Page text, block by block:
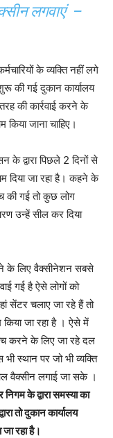
लगवाएं –
के व्यक्ति नहीं लगे
की गई दुकान कार्यालय
की कार्रवाई करने के
जाना चाहिए।
के द्वारा पिछले 2 दिनों से
दिया जा रहा है। कहने के
की गई तो कुछ लोग
उन्हें सील कर दिया
के लिए वैक्सीनेशन सबसे
गई है ऐसे लोगों को
सेंटर चलाए जा रहे हैं तो
जा रहा है । ऐसे में
करने के लिए जा रहे दल
स्थान पर जो भी व्यक्ति
वैक्सीन लगाई जा सके ।
के द्वारा समस्या का
तो दुकान कार्यालय
रहा है।